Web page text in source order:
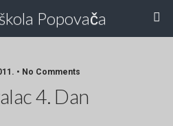
Popovača
• No Comments
4. Dan